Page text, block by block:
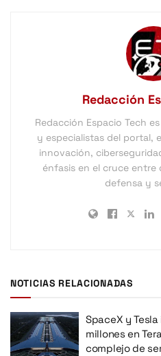
Redacción
Redacción Espacio Tech
y especialistas del portal,
innovación,
énfasis en el cruce
defensa y
NOTICIAS RELACIONADAS
SpaceX y
millones en
complejo de